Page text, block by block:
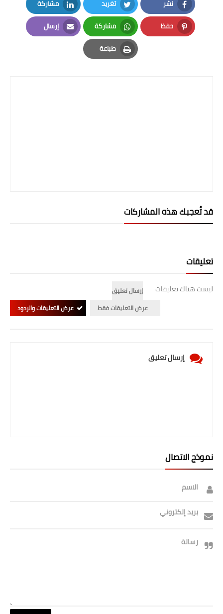
المرحلة الابتدائية
المرحلة المتوسطة
المرحلة الاعدادية
نشر
Facebook
تغريد
Twitter
مشاركة
LinkedIn
حفظ
Pinterest
مشاركة
Whatsapp
إرسال
Email
طباعة
Print
قد تُعجبك هذه المشاركات
تعليقات
ليست هناك تعليقات
إرسال تعليق
عرض التعليقات فقط
عرض التعليقات والردود
إرسال تعليق
نموذج الاتصال
الاسم
بريد إلكتروني
رسالة